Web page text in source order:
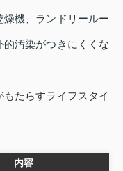
機、ランドリールー
汚染がつきにくくな
たらすライフスタイ
内容